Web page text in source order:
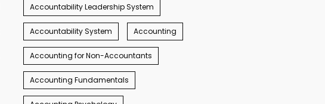
Accountability Leadership System
Accountability System Accounting
Accounting for Non-Accountants
Accounting Fundamentals